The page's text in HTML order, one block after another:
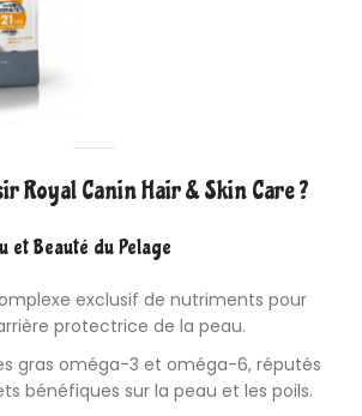
Royal Canin Hair & Skin Care ?
et Beauté du Pelage
exclusif de nutriments pour
protectrice de la peau.
gras oméga-3 et oméga-6, réputés
bénéfiques sur la peau et les poils.